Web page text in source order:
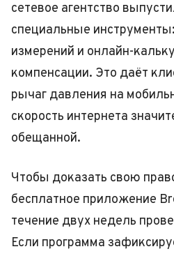
сетевое агентство
специальные
измерений и онлайн-
компенсации. Это даёт
рычаг давления на
скорость интернета
обещанной.
Чтобы доказать свою
бесплатное приложение
течение двух недель
Если программа